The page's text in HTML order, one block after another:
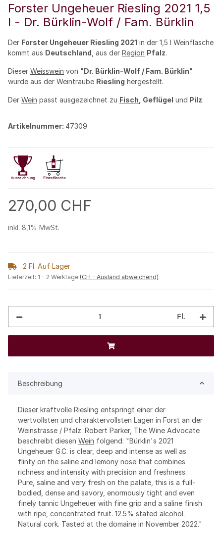
Forster Ungeheuer Riesling 2021 1,5
l - Dr. Bürklin-Wolf / Fam. Bürklin
Der Forster Ungeheuer Riesling 2021 in der 1,5 l Weinflasche
kommt aus Deutschland , aus der Region Pfalz.
Dieser Weisswein von "Dr. Bürklin-Wolf / Fam. Bürklin"
wurde aus der Weintraube Riesling hergestellt.
Der Wein passt ausgezeichnet zu Fisch , Geflügel und Pilz.
Artikelnummer: 47309
270,00 CHF
inkl. 8,1% MwSt.
2 Fl. Auf Lager
Lieferzeit: 1 - 2 Werktage (CH - Ausland abweichend)
Fl.
Beschreibung
Dieser kraftvolle Riesling entspringt einer der
wertvollsten und charaktervollsten Lagen in Forst an der
Weinstrasse / Pfalz. Robert Parker, The Wine Advocate
beschreibt diesen Wein folgend: "Bürklin's 2021
Ungeheuer G.C. is clear, deep and intense as well as
flinty on the saline and lemony nose that combines
richness and intensity with precision and freshness.
Pure, saline and very fresh on the palate, this is a full-
bodied, dense and savory, enormously tight and even
finely tannic Ungeheuer with fine grip and a saline finish
with ripe, concentrated fruit. 12.5% stated alcohol.
Natural cork. Tasted at the domaine in November 2022."